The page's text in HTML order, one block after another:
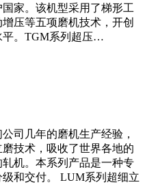
家。该机型采用了梯形工
压等五项磨机技术，开创
平。TGM系列超压…
司几年的磨机生产经验，
技术，吸收了世界各地的
机。本系列产品是一种专
和交付。 LUM系列超细立